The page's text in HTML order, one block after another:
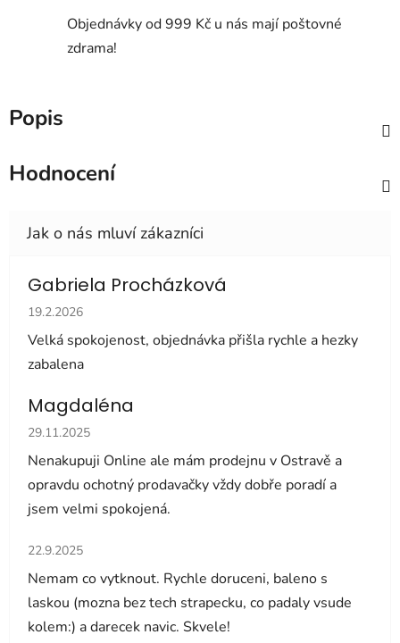
Objednávky od 999 Kč u nás mají poštovné
zdrama!
Popis
Hodnocení
Gabriela Procházková
Hodnocení obchodu je 5 z 5 hvězdiček.
19.2.2026
Velká spokojenost, objednávka přišla rychle a hezky
zabalena
Magdaléna
Hodnocení obchodu je 5 z 5 hvězdiček.
29.11.2025
Nenakupuji Online ale mám prodejnu v Ostravě a
opravdu ochotný prodavačky vždy dobře poradí a
jsem velmi spokojená.
Hodnocení obchodu je 5 z 5 hvězdiček.
22.9.2025
Nemam co vytknout. Rychle doruceni, baleno s
laskou (mozna bez tech strapecku, co padaly vsude
kolem:) a darecek navic. Skvele!